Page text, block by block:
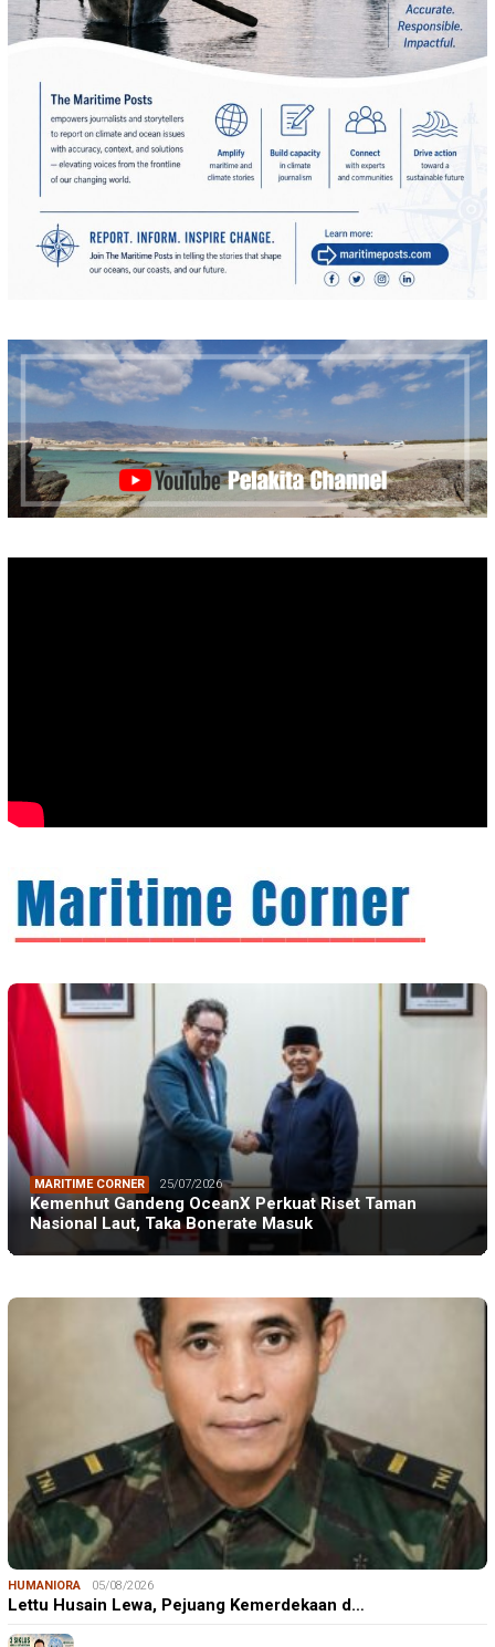
MARITIME CORNER 25/07/2026
Kemenhut Gandeng OceanX Perkuat Riset Taman
Nasional Laut, Taka Bonerate Masuk
HUMANIORA 05/08/2026
Lettu Husain Lewa, Pejuang Kemerdekaan d…